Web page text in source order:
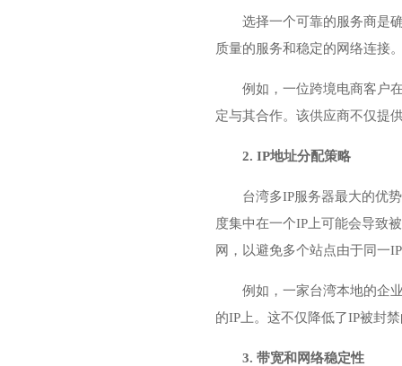
选择一个可靠的服务商是
质量的服务和稳定的网络连接
例如，一位跨境电商客户
定与其合作。该供应商不仅提
2. IP地址分配策略
台湾多IP服务器最大的优
度集中在一个IP上可能会导致
网，以避免多个站点由于同一
例如，一家台湾本地的企
的IP上。这不仅降低了IP被封
3. 带宽和网络稳定性